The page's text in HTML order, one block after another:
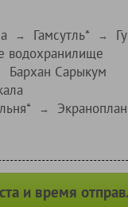
→ Гамсутль* →
водохранилище
Бархан Сарыкум
→
и время